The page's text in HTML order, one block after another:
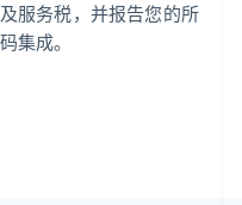
服务税，并报告您的所
集成。